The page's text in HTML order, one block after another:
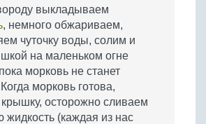
выкладываем
, немного обжариваем,
чуточку воды, солим и
на маленьком огне
морковь не станет
морковь готова,
осторожно сливаем
(каждая из нас